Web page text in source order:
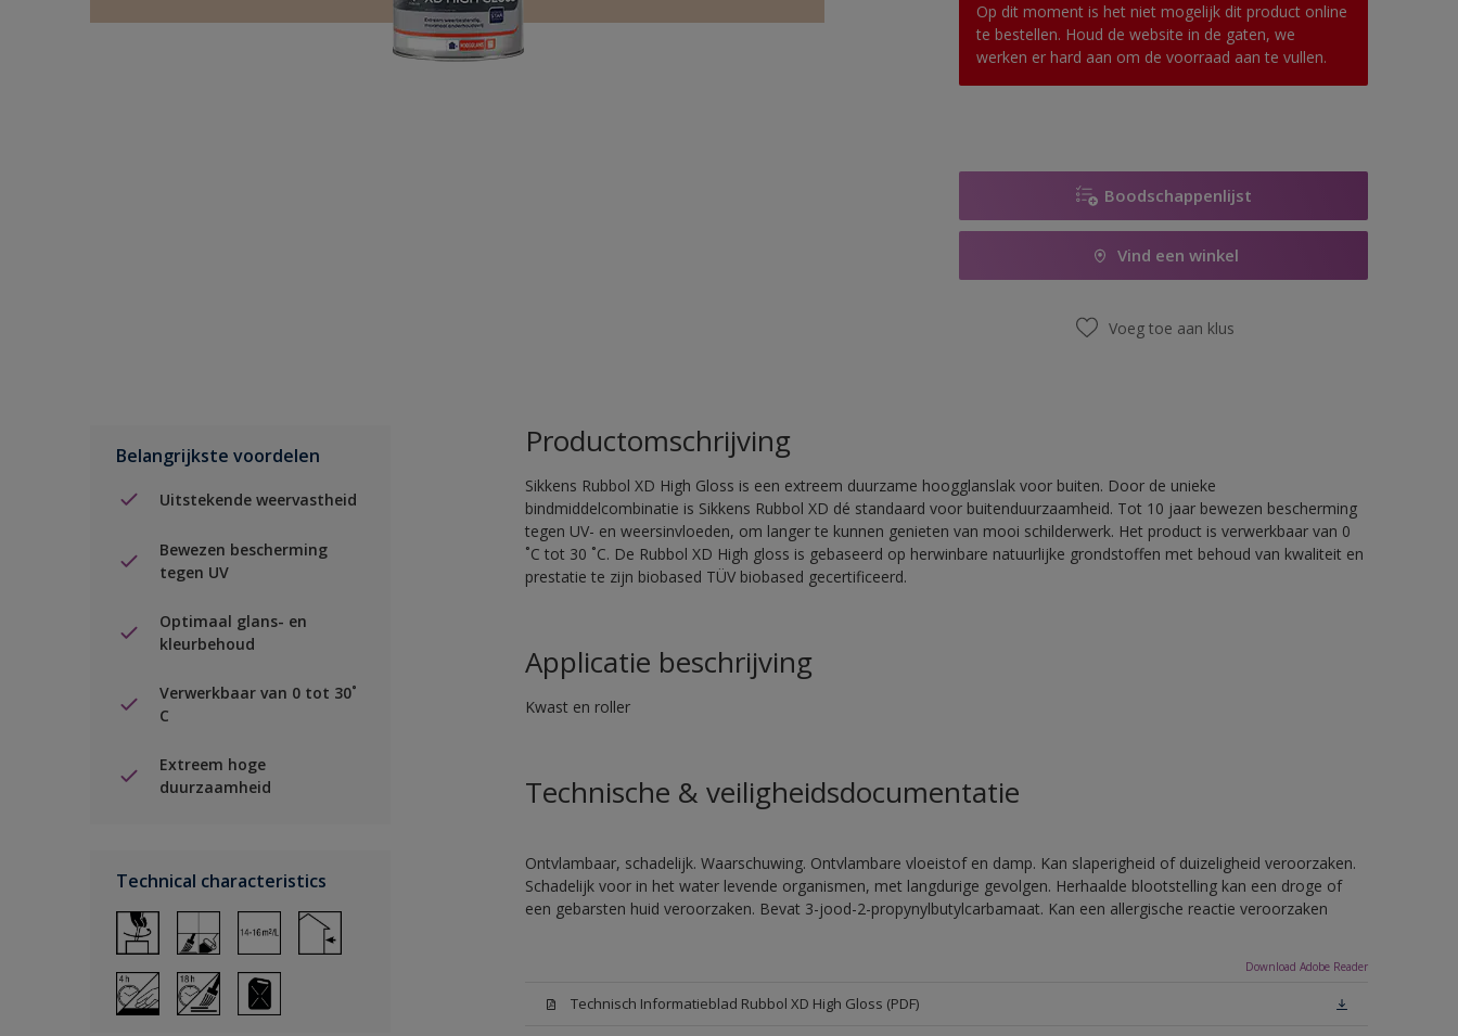
Op dit moment is het niet mogelijk dit product online
te bestellen. Houd de website in de gaten, we
werken er hard aan om de voorraad aan te vullen.
Boodschappenlijst
Vind een winkel
Voeg toe aan klus
Belangrijkste voordelen
Uitstekende weervastheid
Bewezen bescherming
tegen UV
Optimaal glans- en
kleurbehoud
Verwerkbaar van 0 tot 30˚
C
Extreem hoge
duurzaamheid
Technical characteristics
Productomschrijving
Sikkens Rubbol XD High Gloss is een extreem duurzame hoogglanslak voor buiten. Door de unieke
bindmiddelcombinatie is Sikkens Rubbol XD dé standaard voor buitenduurzaamheid. Tot 10 jaar bewezen bescherming
tegen UV- en weersinvloeden, om langer te kunnen genieten van mooi schilderwerk. Het product is verwerkbaar van 0
˚C tot 30 ˚C. De Rubbol XD High gloss is gebaseerd op herwinbare natuurlijke grondstoffen met behoud van kwaliteit en
prestatie te zijn biobased TÜV biobased gecertificeerd.
Applicatie beschrijving
Kwast en roller
Technische & veiligheidsdocumentatie
Ontvlambaar, schadelijk. Waarschuwing. Ontvlambare vloeistof en damp. Kan slaperigheid of duizeligheid veroorzaken.
Schadelijk voor in het water levende organismen, met langdurige gevolgen. Herhaalde blootstelling kan een droge of
een gebarsten huid veroorzaken. Bevat 3-jood-2-propynylbutylcarbamaat. Kan een allergische reactie veroorzaken
Download Adobe Reader
Technisch Informatieblad Rubbol XD High Gloss (PDF)